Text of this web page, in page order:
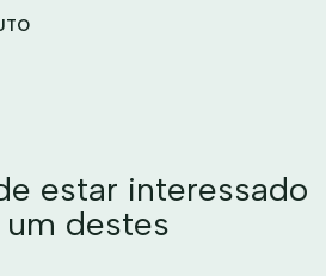
estar interessado
destes